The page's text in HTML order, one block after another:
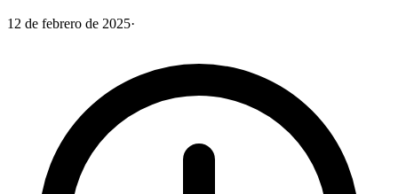
12 de febrero de 2025·